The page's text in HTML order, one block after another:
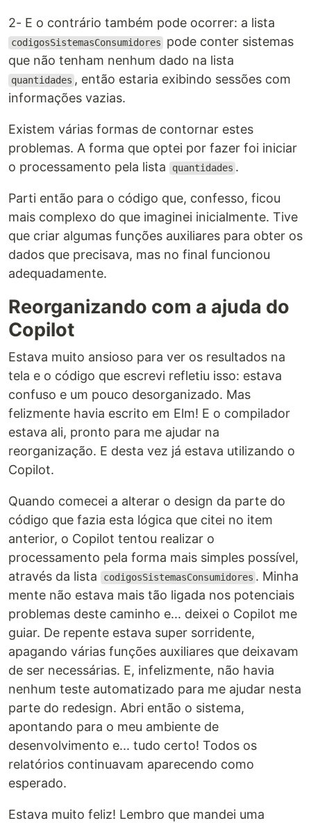
2- E o contrário também pode ocorrer: a lista
codigosSistemasConsumidores
pode conter sistemas
que não tenham nenhum dado na lista
quantidades , então estaria exibindo sessões com
informações vazias.
Existem várias formas de contornar estes
problemas. A forma que optei por fazer foi iniciar
o processamento pela lista
quantidades .
Parti então para o código que, confesso, ficou
mais complexo do que imaginei inicialmente. Tive
que criar algumas funções auxiliares para obter os
dados que precisava, mas no final funcionou
adequadamente.
Reorganizando com a ajuda do
Copilot
Estava muito ansioso para ver os resultados na
tela e o código que escrevi refletiu isso: estava
confuso e um pouco desorganizado. Mas
felizmente havia escrito em Elm! E o compilador
estava ali, pronto para me ajudar na
reorganização. E desta vez já estava utilizando o
Copilot.
Quando comecei a alterar o design da parte do
código que fazia esta lógica que citei no item
anterior, o Copilot tentou realizar o
processamento pela forma mais simples possível,
através da lista
codigosSistemasConsumidores . Minha
mente não estava mais tão ligada nos potenciais
problemas deste caminho e... deixei o Copilot me
guiar. De repente estava super sorridente,
apagando várias funções auxiliares que deixavam
de ser necessárias. E, infelizmente, não havia
nenhum teste automatizado para me ajudar nesta
parte do redesign. Abri então o sistema,
apontando para o meu ambiente de
desenvolvimento e... tudo certo! Todos os
relatórios continuavam aparecendo como
esperado.
Estava muito feliz! Lembro que mandei uma